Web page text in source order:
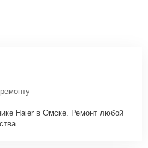
Haier в Омске. Ремонт любой